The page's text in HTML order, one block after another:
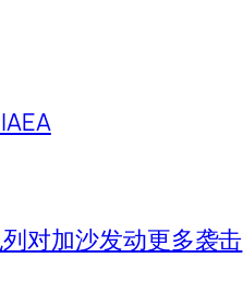
对加沙发动更多袭击